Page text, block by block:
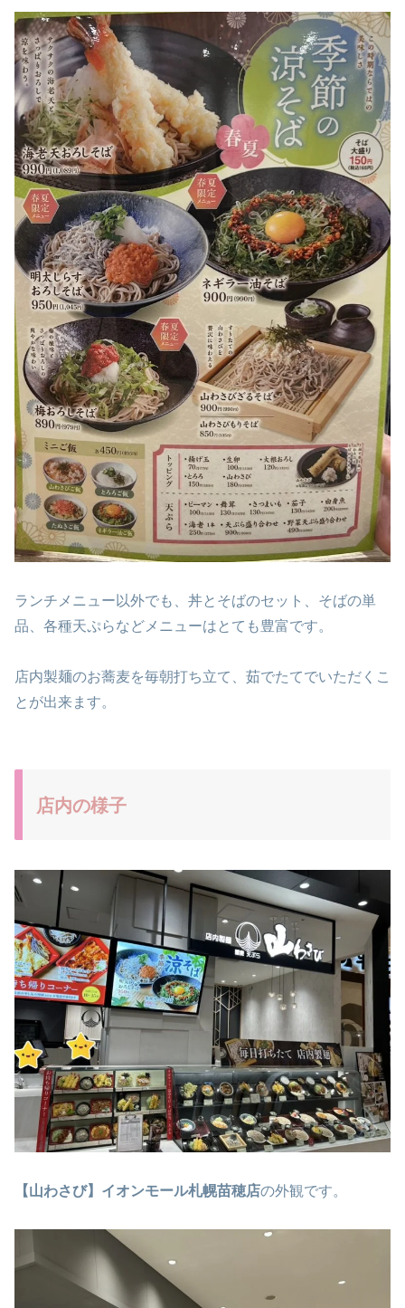
ランチメニュー以外でも、丼とそばのセット、そばの単
品、各種天ぷらなどメニューはとても豊富です。
店内製麺のお蕎麦を毎朝打ち立て、茹でたてでいただくこ
とが出来ます。
店内の様子
【山わさび】イオンモール札幌苗穂店の外観です。